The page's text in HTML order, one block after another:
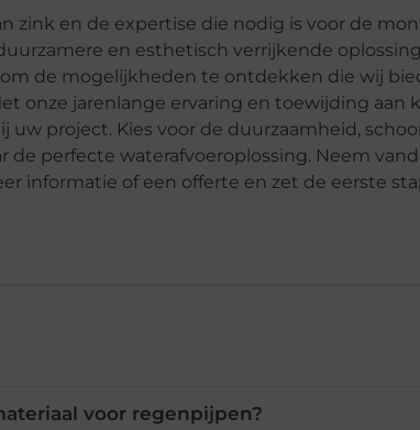
zink en de expertise die nodig is voor de
en esthetisch verrijkende
de mogelijkheden te ontdekken die wij
onze jarenlange ervaring en toewijding aan
project. Kies voor de duurzaamheid,
perfecte waterafvoeroplossing. Neem
informatie of een offerte en zet de eerste
voor regenpijpen?